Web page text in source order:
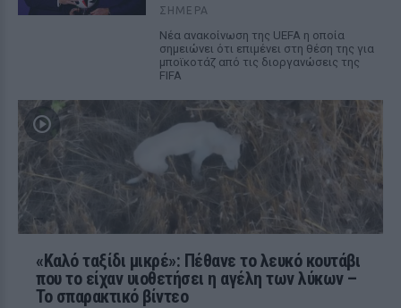
ΣΉΜΕΡΑ
Νέα ανακοίνωση της UEFA η οποία
σημειώνει ότι επιμένει στη θέση της για
μποϊκοτάζ από τις διοργανώσεις της
FIFA
«Καλό ταξίδι μικρέ»: Πέθανε το λευκό κουτάβι
που το είχαν υιοθετήσει η αγέλη των λύκων –
Το σπαρακτικό βίντεο